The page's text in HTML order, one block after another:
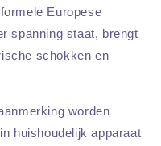
Europese
spanning staat, brengt
schokken en
worden
huishoudelijk apparaat